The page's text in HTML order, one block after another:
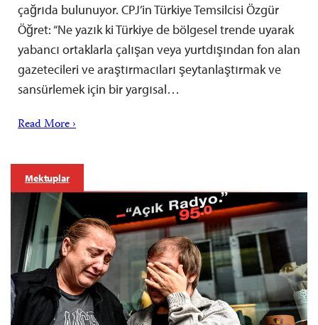
çağrıda bulunuyor. CPJ’in Türkiye Temsilcisi Özgür
Öğret: “Ne yazık ki Türkiye de bölgesel trende uyarak
yabancı ortaklarla çalışan veya yurtdışından fon alan
gazetecileri ve araştırmacıları şeytanlaştırmak ve
sansürlemek için bir yargısal…
Read More ›
Mektuplar